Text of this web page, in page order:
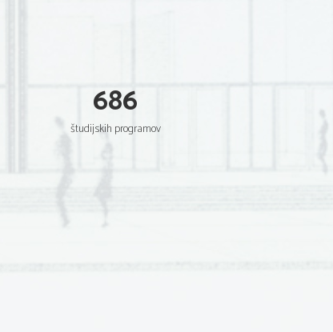
686
študijskih programov